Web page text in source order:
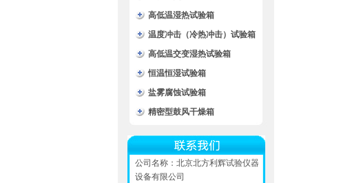
高低温湿热试验箱
温度冲击（冷热冲击）试验箱
高低温交变湿热试验箱
恒温恒湿试验箱
盐雾腐蚀试验箱
精密型鼓风干燥箱
公司名称：北京北方利辉试验仪器
设备有限公司